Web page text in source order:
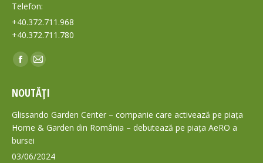
Telefon:
+40.372.711.968
+40.372.711.780
Find us on:
Facebook
opens
in
new
window
Mail
opens
in
new
NOUTĂȚI
Glissando Garden Center – companie care activează pe piața
Home & Garden din România – debutează pe piața AeRO a
bursei
03/06/2024